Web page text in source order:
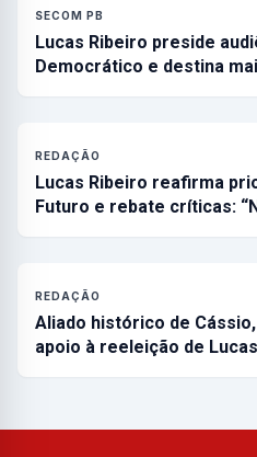
SECOM PB
Lucas Ribeiro preside
Democrático e destina
REDAÇÃO
Lucas Ribeiro reafirma
Futuro e rebate críticas:
REDAÇÃO
Aliado histórico de
apoio à reeleição de